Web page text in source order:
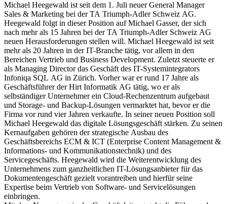
Michael Heegewald ist seit dem 1. Juli neuer General Manager
Sales & Marketing bei der TA Triumph-Adler Schweiz AG.
Heegewald folgt in dieser Position auf Michael Gasser, der sich
nach mehr als 15 Jahren bei der TA Triumph-Adler Schweiz AG
neuen Herausforderungen stellen will. Michael Heegewald ist seit
mehr als 20 Jahren in der IT-Branche tätig, vor allem in den
Bereichen Vertrieb und Business Development. Zuletzt steuerte er
als Managing Director das Geschäft des IT-Systemintegrators
Infoniqa SQL AG in Zürich. Vorher war er rund 17 Jahre als
Geschäftsführer der Hirt Informatik AG tätig, wo er als
selbständiger Unternehmer ein Cloud-Rechenzentrum aufgebaut
und Storage- und Backup-Lösungen vermarktet hat, bevor er die
Firma vor rund vier Jahren verkaufte. In seiner neuen Position soll
Michael Heegewald das digitale Lösungsgeschäft stärken. Zu seinen
Kernaufgaben gehören der strategische Ausbau des
Geschäftsbereichs ECM & ICT (Enterprise Content Management &
Informations- und Kommunikationstechnik) und des
Servicegeschäfts. Heegewald wird die Weiterentwicklung des
Unternehmens zum ganzheitlichen IT-Lösungsanbieter für das
Dokumentengeschäft gezielt vorantreiben und hierfür seine
Expertise beim Vertrieb von Software- und Servicelösungen
einbringen.